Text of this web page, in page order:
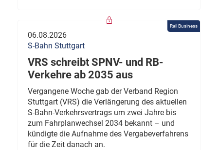
Rail Business
06.08.2026
S-Bahn Stuttgart
VRS schreibt SPNV- und RB-
Verkehre ab 2035 aus
Vergangene Woche gab der Verband Region
Stuttgart (VRS) die Verlängerung des aktuellen
S-Bahn-Verkehrsvertrags um zwei Jahre bis
zum Fahrplanwechsel 2034 bekannt – und
kündigte die Aufnahme des Vergabeverfahrens
für die Zeit danach an.